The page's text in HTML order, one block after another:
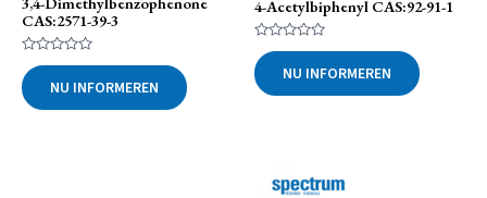
CAS:2571-39-3
Gewaardeerd
0
uit
5
NU INFORMEREN
4-Acetylbiphenyl CAS:92-91-1
Gewaardeerd
0
uit
5
NU INFORMEREN